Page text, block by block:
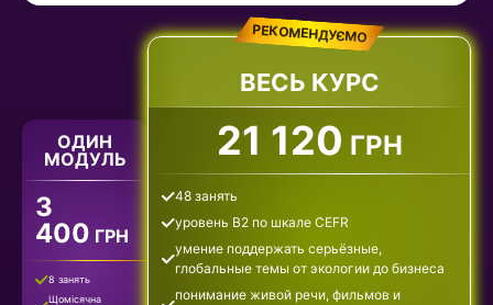
ОДИН
МОДУЛЬ
3
400 ГРН
8 занять
Щомісячна
РЕКОМЕНДУЄМО
ВЕСЬ КУРС
21 120 ГРН
48 занять
уровень B2 по шкале CEFR
умение поддержать серьёзные,
глобальные темы от экологии до бизнеса
понимание живой речи, фильмов и